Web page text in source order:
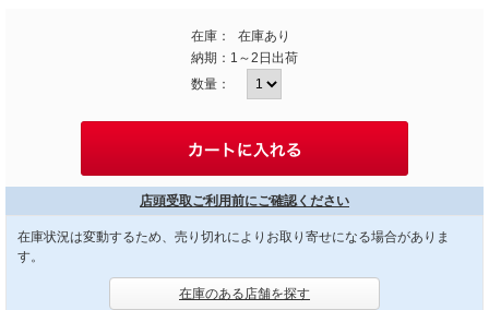
在庫：
在庫あり
納期： 1～2日出荷
数量：
店頭受取ご利用前にご確認ください
在庫状況は変動するため、売り切れによりお取り寄せになる場合がありま
す。
在庫のある店舗を探す